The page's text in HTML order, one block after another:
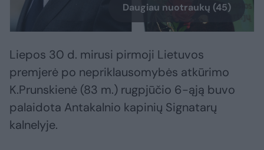
Daugiau nuotraukų (45)
Liepos 30 d. mirusi pirmoji Lietuvos
premjerė po nepriklausomybės atkūrimo
K.Prunskienė (83 m.) rugpjūčio 6-ąją buvo
palaidota Antakalnio kapinių Signatarų
kalnelyje.